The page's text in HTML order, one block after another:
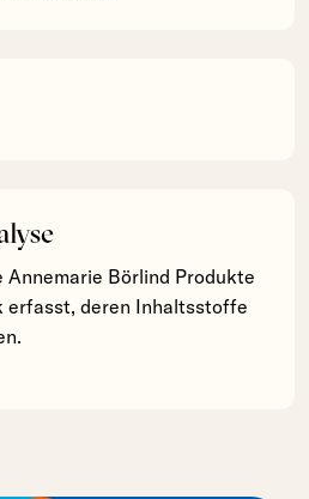
Annemarie Börlind Produkte
erfasst, deren Inhaltsstoffe